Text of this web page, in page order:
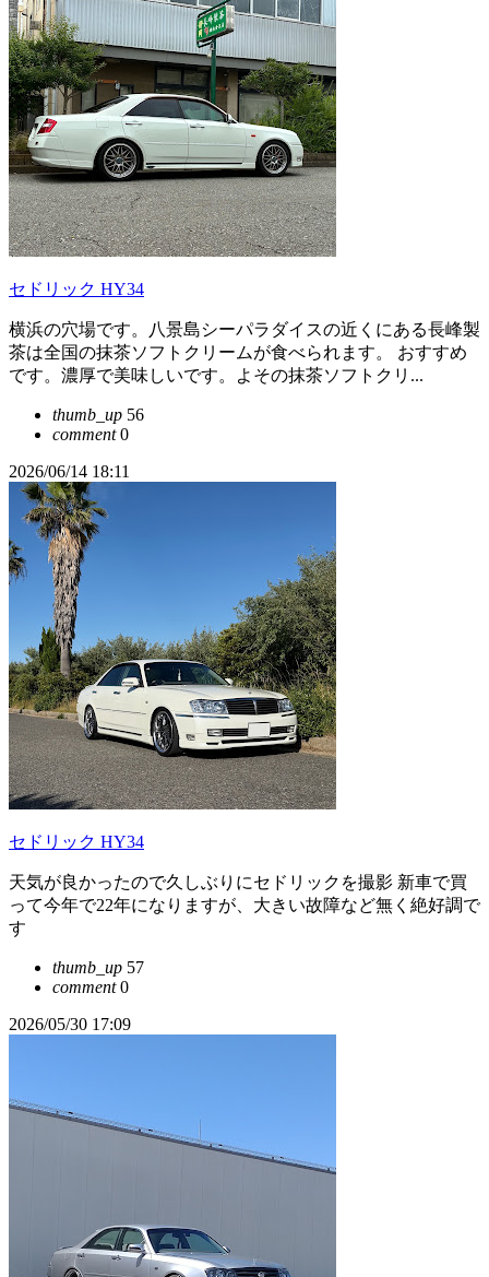
セドリック HY34
横浜の穴場です。八景島シーパラダイスの近くにある長峰製
茶は全国の抹茶ソフトクリームが食べられます。 おすすめ
です。濃厚で美味しいです。よその抹茶ソフトクリ...
thumb_up 56
comment0
2026/06/14 18:11
セドリック HY34
天気が良かったので久しぶりにセドリックを撮影 新車で買
って今年で22年になりますが、大きい故障など無く絶好調で
す
thumb_up 57
comment0
2026/05/30 17:09